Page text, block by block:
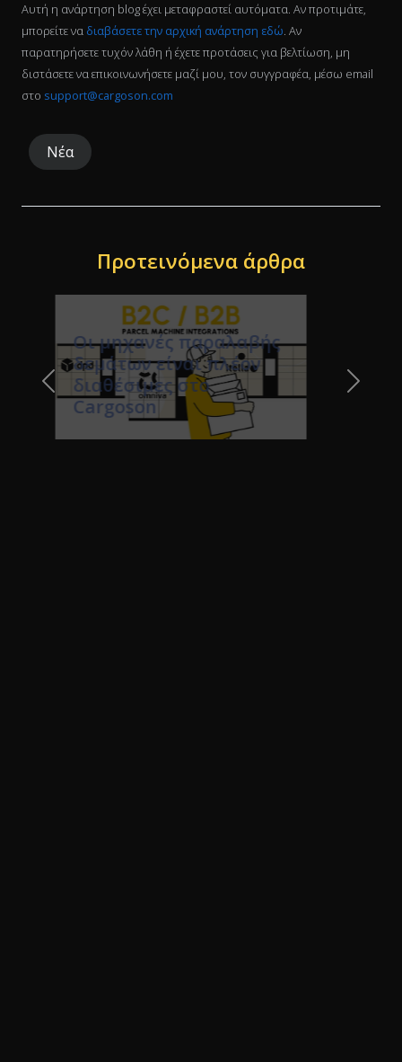
Αυτή η ανάρτηση blog έχει μεταφραστεί αυτόματα. Αν προτιμάτε,
μπορείτε να διαβάσετε την αρχική ανάρτηση εδώ. Αν
παρατηρήσετε τυχόν λάθη ή έχετε προτάσεις για βελτίωση, μη
διστάσετε να επικοινωνήσετε μαζί μου, τον συγγραφέα, μέσω email
στο support@cargoson.com
Νέα
Προτεινόμενα άρθρα
Νέοι Γερμανικοί
Κανονισμοί Σήμανσης
(1.01.2025)
Tanel Vaarmann
Previous Slide Next